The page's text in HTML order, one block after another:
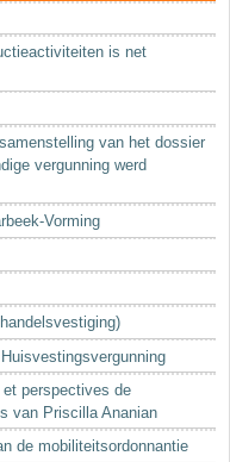
is net
van het dossier
vergunning werd
Vorming
et perspectives de
van Priscilla Ananian
de mobiliteitsordonnantie